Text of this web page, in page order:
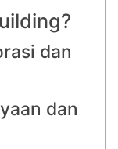
dan
dan